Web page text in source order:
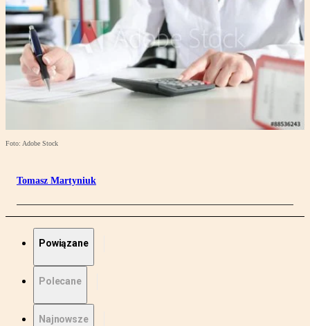
Foto: Adobe Stock
Tomasz Martyniuk
Powiązane
Polecane
Najnowsze